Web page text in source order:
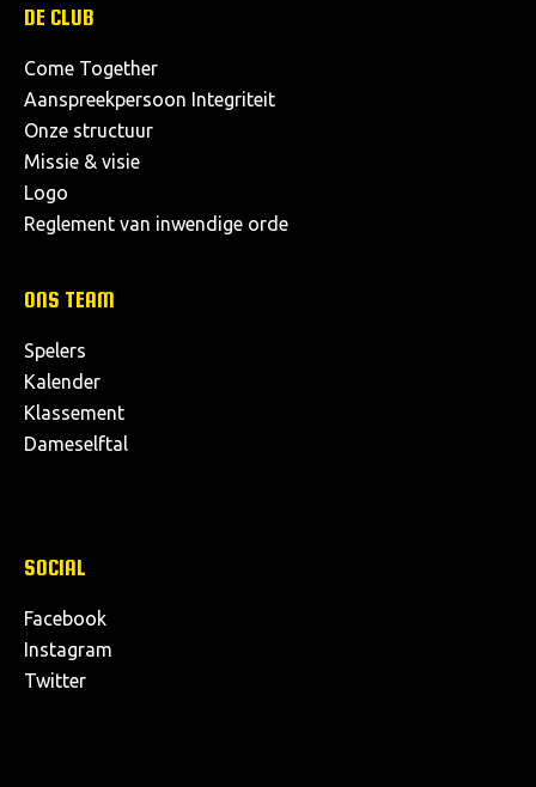
DE CLUB
Come Together
Aanspreekpersoon Integriteit
Onze structuur
Missie & visie
Logo
Reglement van inwendige orde
ONS TEAM
Spelers
Kalender
Klassement
Dameselftal
SOCIAL
Facebook
Instagram
Twitter